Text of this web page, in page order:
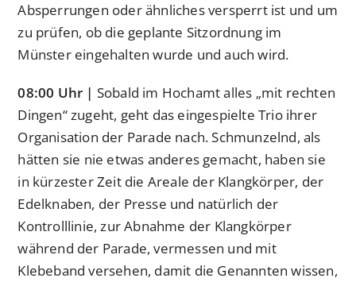
Absperrungen oder ähnliches versperrt ist und um
zu prüfen, ob die geplante Sitzordnung im
Münster eingehalten wurde und auch wird.
08:00 Uhr | Sobald im Hochamt alles „mit rechten
Dingen“ zugeht, geht das eingespielte Trio ihrer
Organisation der Parade nach. Schmunzelnd, als
hätten sie nie etwas anderes gemacht, haben sie
in kürzester Zeit die Areale der Klangkörper, der
Edelknaben, der Presse und natürlich der
Kontrolllinie, zur Abnahme der Klangkörper
während der Parade, vermessen und mit
Klebeband versehen, damit die Genannten wissen,